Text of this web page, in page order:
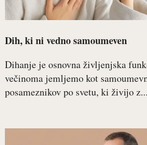
Dih, ki ni vedno samoumeven
Dihanje je osnovna življenjska
večinoma jemljemo kot
posameznikov po svetu, ki živijo z...